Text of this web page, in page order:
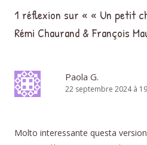
1 réflexion sur « « Un petit
Rémi Chaurand & François
Paola G.
22 septembre 2024 à
Molto interessante questa